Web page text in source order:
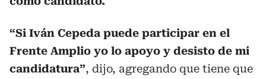
“Si Iván Cepeda puede participar en el
Frente Amplio yo lo apoyo y desisto de mi
candidatura”, dijo, agregando que tiene que